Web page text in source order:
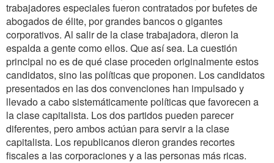
trabajadores especiales fueron contratados por bufetes de
abogados de élite, por grandes bancos o gigantes
corporativos. Al salir de la clase trabajadora, dieron la
espalda a gente como ellos. Que así sea. La cuestión
principal no es de qué clase proceden originalmente estos
candidatos, sino las políticas que proponen. Los candidatos
presentados en las dos convenciones han impulsado y
llevado a cabo sistemáticamente políticas que favorecen a
la clase capitalista. Los dos partidos pueden parecer
diferentes, pero ambos actúan para servir a la clase
capitalista. Los republicanos dieron grandes recortes
fiscales a las corporaciones y a las personas más ricas.